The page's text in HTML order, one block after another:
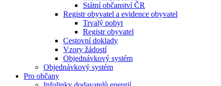
Státní občanství ČR
Registr obyvatel a evidence obyvatel
Trvalý pobyt
Registr obyvatel
Cestovní doklady
Vzory žádostí
Objednávkový systém
Objednávkový systém
Pro občany